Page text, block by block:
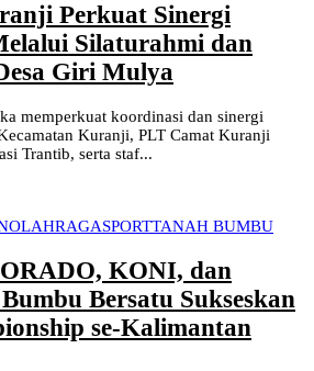
Perkuat Sinergi
Silaturahmi dan
Giri Mulya
memperkuat koordinasi dan sinergi
Kuranji, PLT Camat Kuranji
Trantib, serta staf...
OLAHRAGASPORTTANAH BUMBU
KONI, dan
Bersatu Sukseskan
se-Kalimantan